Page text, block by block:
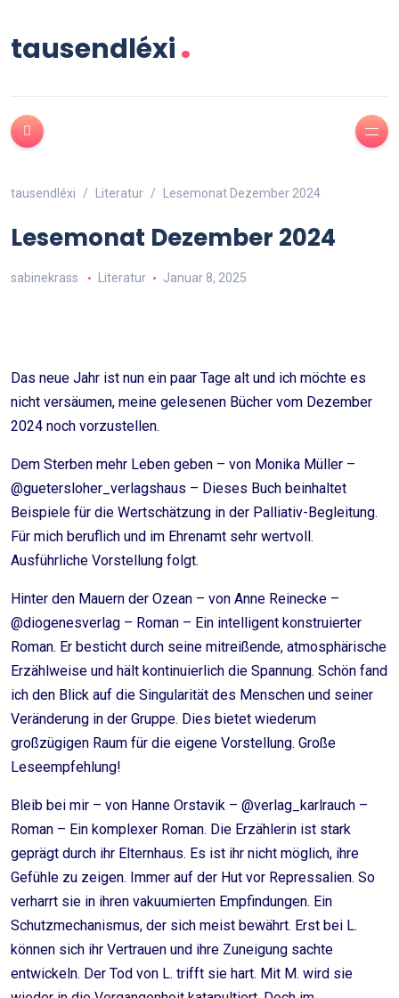
tausendléxi.
tausendléxi Literatur Lesemonat Dezember 2024
Lesemonat Dezember 2024
sabinekrass Literatur Januar 8, 2025
Das neue Jahr ist nun ein paar Tage alt und ich möchte es
nicht versäumen, meine gelesenen Bücher vom Dezember
2024 noch vorzustellen.
Dem Sterben mehr Leben geben – von Monika Müller –
@guetersloher_verlagshaus – Dieses Buch beinhaltet
Beispiele für die Wertschätzung in der Palliativ-Begleitung.
Für mich beruflich und im Ehrenamt sehr wertvoll.
Ausführliche Vorstellung folgt.
Hinter den Mauern der Ozean – von Anne Reinecke –
@diogenesverlag – Roman – Ein intelligent konstruierter
Roman. Er besticht durch seine mitreißende, atmosphärische
Erzählweise und hält kontinuierlich die Spannung. Schön fand
ich den Blick auf die Singularität des Menschen und seiner
Veränderung in der Gruppe. Dies bietet wiederum
großzügigen Raum für die eigene Vorstellung. Große
Leseempfehlung!
Bleib bei mir – von Hanne Orstavik – @verlag_karlrauch –
Roman – Ein komplexer Roman. Die Erzählerin ist stark
geprägt durch ihr Elternhaus. Es ist ihr nicht möglich, ihre
Gefühle zu zeigen. Immer auf der Hut vor Repressalien. So
verharrt sie in ihren vakuumierten Empfindungen. Ein
Schutzmechanismus, der sich meist bewährt. Erst bei L.
können sich ihr Vertrauen und ihre Zuneigung sachte
entwickeln. Der Tod von L. trifft sie hart. Mit M. wird sie